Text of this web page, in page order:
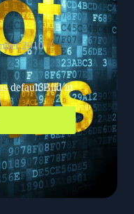
2010
default Bild in